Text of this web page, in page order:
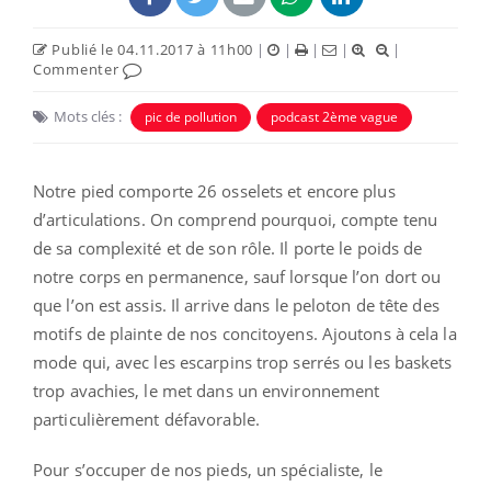
Publié le 04.11.2017 à 11h00 | | | |
|
Commenter
Mots clés : pic de pollution podcast 2ème vague
Notre pied comporte 26 osselets et encore plus
d’articulations. On comprend pourquoi, compte tenu
de sa complexité et de son rôle. Il porte le poids de
notre corps en permanence, sauf lorsque l’on dort ou
que l’on est assis. Il arrive dans le peloton de tête des
motifs de plainte de nos concitoyens. Ajoutons à cela la
mode qui, avec les escarpins trop serrés ou les baskets
trop avachies, le met dans un environnement
particulièrement défavorable.
Pour s’occuper de nos pieds, un spécialiste, le